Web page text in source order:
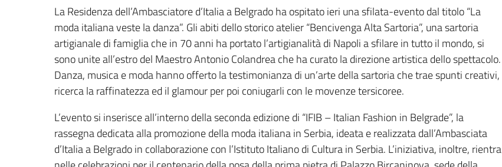
La Residenza dell’Ambasciatore d’Italia a Belgrado ha ospitato ieri una sfilata-evento dal titolo “La
moda italiana veste la danza”. Gli abiti dello storico atelier “Bencivenga Alta Sartoria”, una sartoria
artigianale di famiglia che in 70 anni ha portato l’artigianalità di Napoli a sfilare in tutto il mondo, si
sono unite all’estro del Maestro Antonio Colandrea che ha curato la direzione artistica dello spettacolo.
Danza, musica e moda hanno offerto la testimonianza di un’arte della sartoria che trae spunti creativi,
ricerca la raffinatezza ed il glamour per poi coniugarli con le movenze tersicoree.
L’evento si inserisce all’interno della seconda edizione di “IFIB – Italian Fashion in Belgrade”, la
rassegna dedicata alla promozione della moda italiana in Serbia, ideata e realizzata dall’Ambasciata
d’Italia a Belgrado in collaborazione con l’Istituto Italiano di Cultura in Serbia. L’iniziativa, inoltre, rientra